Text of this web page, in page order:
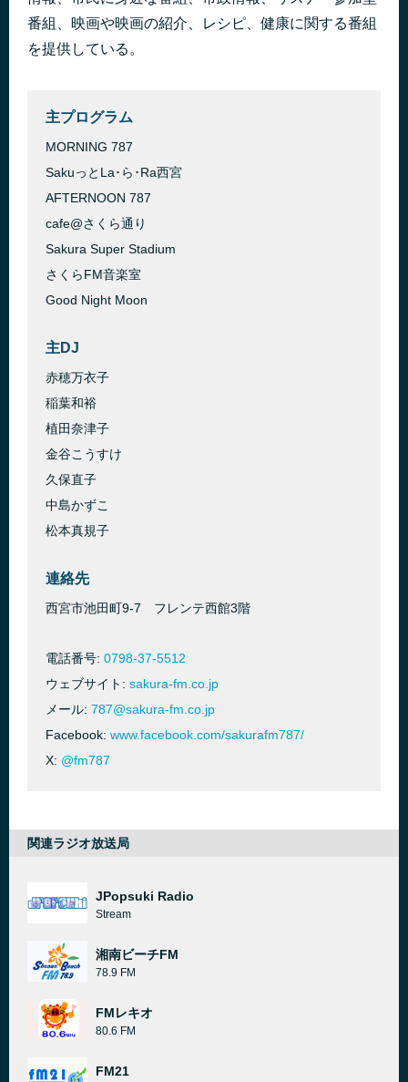
番組、映画や映画の紹介、レシピ、健康に関する番組
を提供している。
主プログラム
MORNING 787
SakuっとLa･ら･Ra西宮
AFTERNOON 787
cafe@さくら通り
Sakura Super Stadium
さくらFM音楽室
Good Night Moon
主DJ
赤穂万衣子
稲葉和裕
植田奈津子
金谷こうすけ
久保直子
中島かずこ
松本真規子
連絡先
西宮市池田町9-7 フレンテ西館3階
電話番号: 0798-37-5512
ウェブサイト: sakura-fm.co.jp
メール: 787@sakura-fm.co.jp
Facebook: www.facebook.com/sakurafm787/
X: @fm787
関連ラジオ放送局
JPopsuki Radio
Stream
湘南ビーチFM
78.9 FM
FMレキオ
80.6 FM
FM21